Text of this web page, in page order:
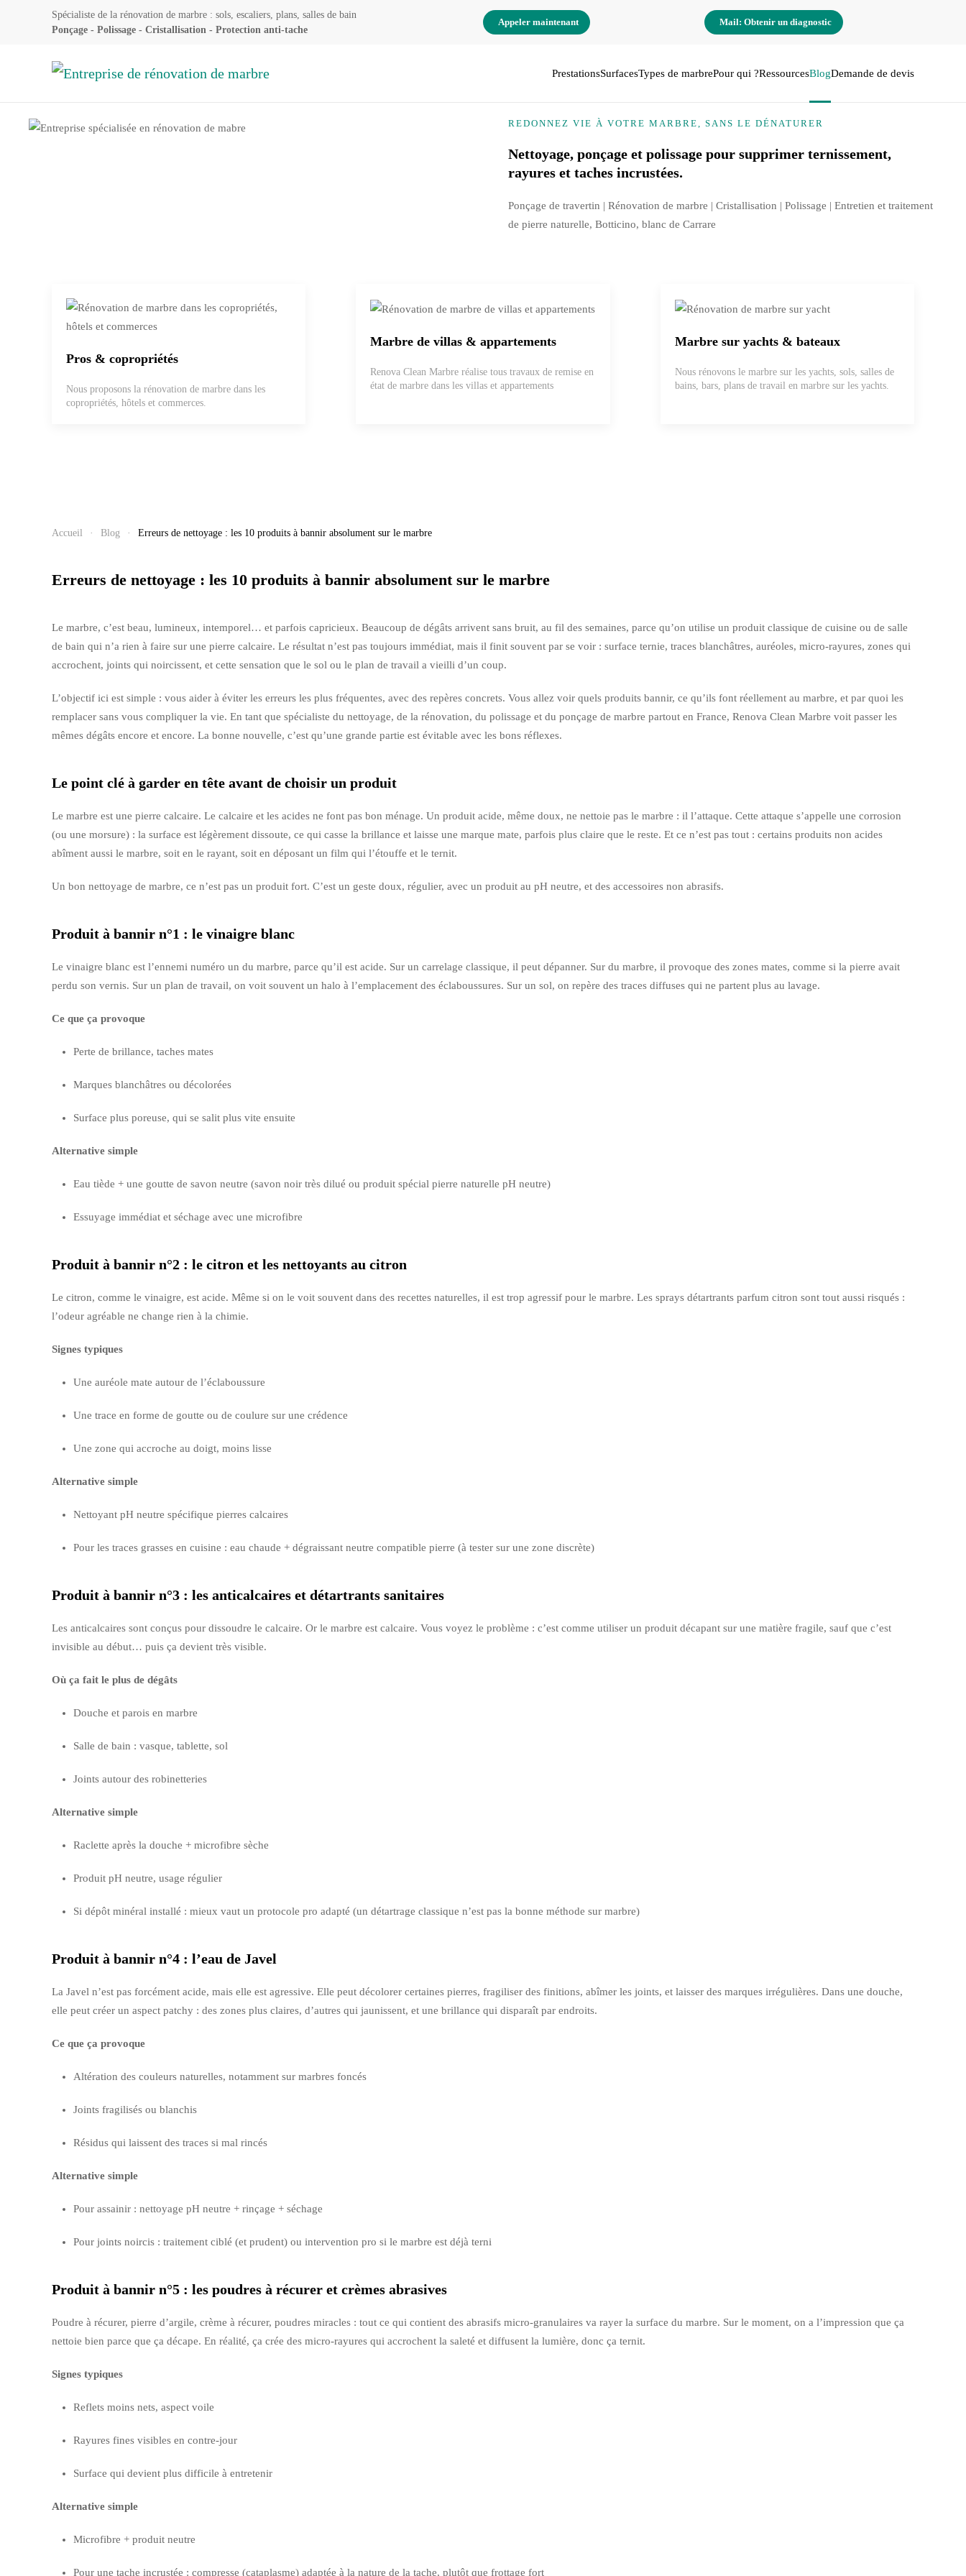
Spécialiste de la rénovation de marbre : sols, escaliers, plans, salles de bain
Ponçage - Polissage - Cristallisation - Protection anti-tache
Appeler maintenant Mail: Obtenir un diagnostic
PrestationsSurfacesTypes de marbrePour qui ?RessourcesBlogDemande de devis
REDONNEZ VIE À VOTRE MARBRE, SANS LE DÉNATURER
Nettoyage, ponçage et polissage pour supprimer ternissement,
rayures et taches incrustées.
Ponçage de travertin | Rénovation de marbre | Cristallisation | Polissage | Entretien et traitement
de pierre naturelle, Botticino, blanc de Carrare
Pros & copropriétés
Nous proposons la rénovation de marbre dans les
copropriétés, hôtels et commerces.
Marbre de villas & appartements
Renova Clean Marbre réalise tous travaux de remise en
état de marbre dans les villas et appartements
Marbre sur yachts & bateaux
Nous rénovons le marbre sur les yachts, sols, salles de
bains, bars, plans de travail en marbre sur les yachts.
Accueil Blog Erreurs de nettoyage : les 10 produits à bannir absolument sur le marbre
Erreurs de nettoyage : les 10 produits à bannir absolument sur le marbre
Le marbre, c’est beau, lumineux, intemporel… et parfois capricieux. Beaucoup de dégâts arrivent sans bruit, au fil des semaines, parce qu’on utilise un produit classique de cuisine ou de salle
de bain qui n’a rien à faire sur une pierre calcaire. Le résultat n’est pas toujours immédiat, mais il finit souvent par se voir : surface ternie, traces blanchâtres, auréoles, micro-rayures, zones qui
accrochent, joints qui noircissent, et cette sensation que le sol ou le plan de travail a vieilli d’un coup.
L’objectif ici est simple : vous aider à éviter les erreurs les plus fréquentes, avec des repères concrets. Vous allez voir quels produits bannir, ce qu’ils font réellement au marbre, et par quoi les
remplacer sans vous compliquer la vie. En tant que spécialiste du nettoyage, de la rénovation, du polissage et du ponçage de marbre partout en France, Renova Clean Marbre voit passer les
mêmes dégâts encore et encore. La bonne nouvelle, c’est qu’une grande partie est évitable avec les bons réflexes.
Le point clé à garder en tête avant de choisir un produit
Le marbre est une pierre calcaire. Le calcaire et les acides ne font pas bon ménage. Un produit acide, même doux, ne nettoie pas le marbre : il l’attaque. Cette attaque s’appelle une corrosion
(ou une morsure) : la surface est légèrement dissoute, ce qui casse la brillance et laisse une marque mate, parfois plus claire que le reste. Et ce n’est pas tout : certains produits non acides
abîment aussi le marbre, soit en le rayant, soit en déposant un film qui l’étouffe et le ternit.
Un bon nettoyage de marbre, ce n’est pas un produit fort. C’est un geste doux, régulier, avec un produit au pH neutre, et des accessoires non abrasifs.
Produit à bannir n°1 : le vinaigre blanc
Le vinaigre blanc est l’ennemi numéro un du marbre, parce qu’il est acide. Sur un carrelage classique, il peut dépanner. Sur du marbre, il provoque des zones mates, comme si la pierre avait
perdu son vernis. Sur un plan de travail, on voit souvent un halo à l’emplacement des éclaboussures. Sur un sol, on repère des traces diffuses qui ne partent plus au lavage.
Ce que ça provoque
Perte de brillance, taches mates
Marques blanchâtres ou décolorées
Surface plus poreuse, qui se salit plus vite ensuite
Alternative simple
Eau tiède + une goutte de savon neutre (savon noir très dilué ou produit spécial pierre naturelle pH neutre)
Essuyage immédiat et séchage avec une microfibre
Produit à bannir n°2 : le citron et les nettoyants au citron
Le citron, comme le vinaigre, est acide. Même si on le voit souvent dans des recettes naturelles, il est trop agressif pour le marbre. Les sprays détartrants parfum citron sont tout aussi risqués :
l’odeur agréable ne change rien à la chimie.
Signes typiques
Une auréole mate autour de l’éclaboussure
Une trace en forme de goutte ou de coulure sur une crédence
Une zone qui accroche au doigt, moins lisse
Alternative simple
Nettoyant pH neutre spécifique pierres calcaires
Pour les traces grasses en cuisine : eau chaude + dégraissant neutre compatible pierre (à tester sur une zone discrète)
Produit à bannir n°3 : les anticalcaires et détartrants sanitaires
Les anticalcaires sont conçus pour dissoudre le calcaire. Or le marbre est calcaire. Vous voyez le problème : c’est comme utiliser un produit décapant sur une matière fragile, sauf que c’est
invisible au début… puis ça devient très visible.
Où ça fait le plus de dégâts
Douche et parois en marbre
Salle de bain : vasque, tablette, sol
Joints autour des robinetteries
Alternative simple
Raclette après la douche + microfibre sèche
Produit pH neutre, usage régulier
Si dépôt minéral installé : mieux vaut un protocole pro adapté (un détartrage classique n’est pas la bonne méthode sur marbre)
Produit à bannir n°4 : l’eau de Javel
La Javel n’est pas forcément acide, mais elle est agressive. Elle peut décolorer certaines pierres, fragiliser des finitions, abîmer les joints, et laisser des marques irrégulières. Dans une douche,
elle peut créer un aspect patchy : des zones plus claires, d’autres qui jaunissent, et une brillance qui disparaît par endroits.
Ce que ça provoque
Altération des couleurs naturelles, notamment sur marbres foncés
Joints fragilisés ou blanchis
Résidus qui laissent des traces si mal rincés
Alternative simple
Pour assainir : nettoyage pH neutre + rinçage + séchage
Pour joints noircis : traitement ciblé (et prudent) ou intervention pro si le marbre est déjà terni
Produit à bannir n°5 : les poudres à récurer et crèmes abrasives
Poudre à récurer, pierre d’argile, crème à récurer, poudres miracles : tout ce qui contient des abrasifs micro-granulaires va rayer la surface du marbre. Sur le moment, on a l’impression que ça
nettoie bien parce que ça décape. En réalité, ça crée des micro-rayures qui accrochent la saleté et diffusent la lumière, donc ça ternit.
Signes typiques
Reflets moins nets, aspect voile
Rayures fines visibles en contre-jour
Surface qui devient plus difficile à entretenir
Alternative simple
Microfibre + produit neutre
Pour une tache incrustée : compresse (cataplasme) adaptée à la nature de la tache, plutôt que frottage fort